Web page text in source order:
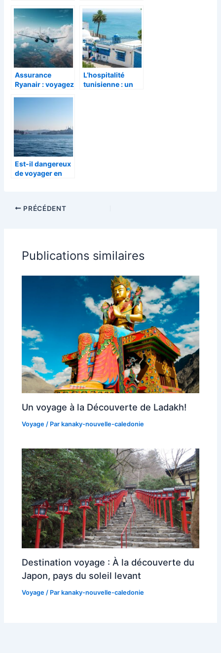
établissements
les plus luxueux
de votre périple
culinaire a
Calcutta
Assurance
Ryanair : voyagez
L’hospitalité
tunisienne : un
Est-il dangereux
de voyager en
2023) –
PRÉCÉDENT
Publications similaires
Un voyage à la Découverte de Ladakh!
Voyage / Parkanaky-nouvelle-caledonie
Destination voyage : À la découverte du
Japon, pays du soleil levant
Voyage / Parkanaky-nouvelle-caledonie